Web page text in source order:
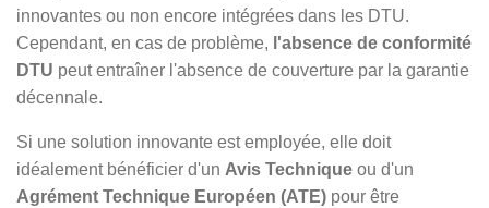
innovantes ou non encore intégrées dans les DTU.
Cependant, en cas de problème, l'absence de conformité
DTU peut entraîner l'absence de couverture par la garantie
décennale.
Si une solution innovante est employée, elle doit
idéalement bénéficier d'un Avis Technique ou d'un
Agrément Technique Européen (ATE) pour être